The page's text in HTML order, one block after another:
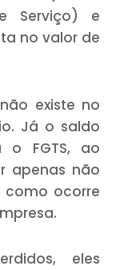
Serviço) e
no valor de
existe no
Já o saldo
o FGTS, ao
apenas não
ocorre
eles